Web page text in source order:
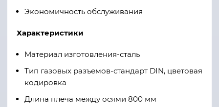
Экономичность обслуживания
Характеристики
Материал изготовления-сталь
Тип газовых разъемов-стандарт DIN, цветовая
кодировка
Длина плеча между осями 800 мм